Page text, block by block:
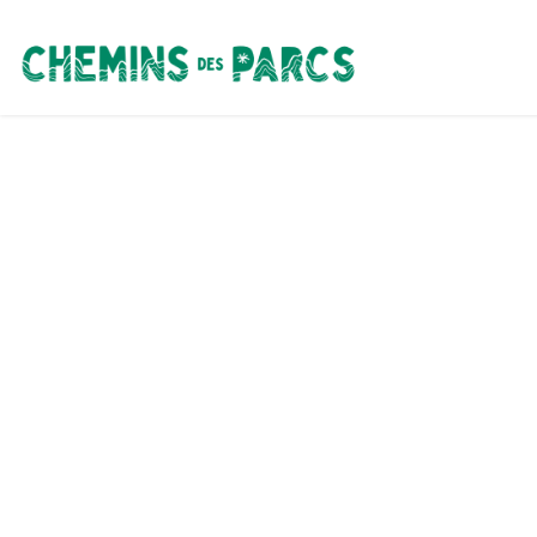
Chemins des Parcs